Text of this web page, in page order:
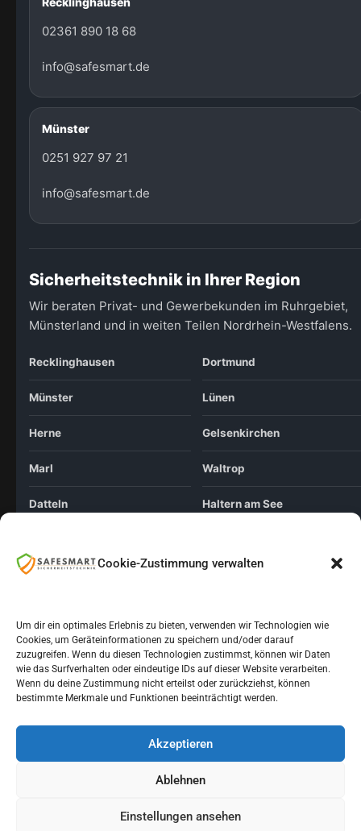
Cookie-Zustimmung verwalten
Um dir ein optimales Erlebnis zu bieten, verwenden wir Technologien wie
Cookies, um Geräteinformationen zu speichern und/oder darauf
zuzugreifen. Wenn du diesen Technologien zustimmst, können wir Daten
wie das Surfverhalten oder eindeutige IDs auf dieser Website verarbeiten.
Wenn du deine Zustimmung nicht erteilst oder zurückziehst, können
bestimmte Merkmale und Funktionen beeinträchtigt werden.
Akzeptieren
Ablehnen
Einstellungen ansehen
02361 890 18 68
info@safesmart.de
Münster
0251 927 97 21
info@safesmart.de
Sicherheitstechnik in Ihrer Region
Wir beraten Privat- und Gewerbekunden im Ruhrgebiet,
Münsterland und in weiten Teilen Nordrhein-Westfalens.
Recklinghausen Dortmund
Münster Lünen
Herne Gelsenkirchen
Marl Waltrop
Datteln Haltern am See
ImpressumDatenschutzCookie-Richtlinie
Datenschutz
Cookie-Richtlinie (EU)